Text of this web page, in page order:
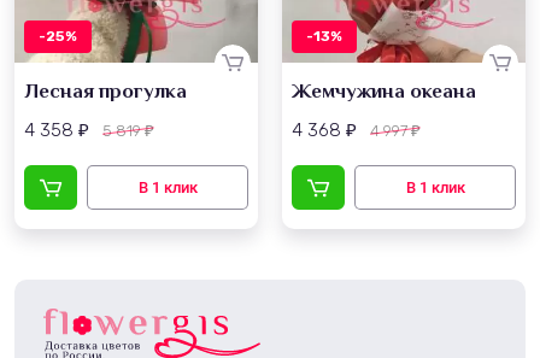
-25%
Лесная прогулка
4 358 ₽ 5 819₽
-13%
Жемчужина океана
4 368 ₽ 4 997₽